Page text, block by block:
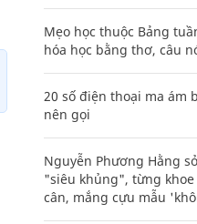
Mẹo học thuộc Bảng
hóa học bằng thơ, câu
20 số điện thoại ma ám
nên gọi
Nguyễn Phương Hằng
"siêu khủng", từng
cân, mắng cựu mẫu